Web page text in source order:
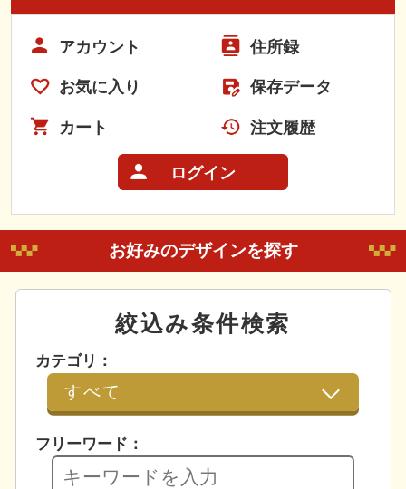
アカウント 住所録
お気に入り 保存データ
カート 注文履歴
ログイン
お好みのデザインを探す
絞込み条件検索
カテゴリ：
フリーワード：